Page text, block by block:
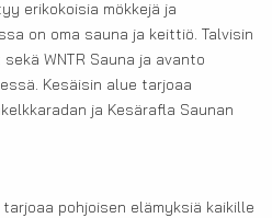
erikokoisia mökkejä ja
on oma sauna ja keittiö. Talvisin
WNTR Sauna ja avanto
Kesäisin alue tarjoaa
ja Kesärafla Saunan
tarjoaa pohjoisen elämyksiä kaikille